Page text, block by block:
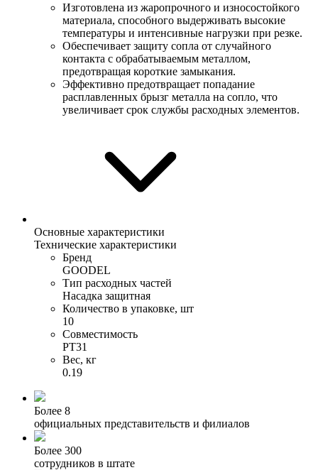
Изготовлена из жаропрочного и износостойкого
материала, способного выдерживать высокие
температуры и интенсивные нагрузки при резке.
Обеспечивает защиту сопла от случайного
контакта с обрабатываемым металлом,
предотвращая короткие замыкания.
Эффективно предотвращает попадание
расплавленных брызг металла на сопло, что
увеличивает срок службы расходных элементов.
Основные характеристики
Технические характеристики
Бренд
GOODEL
Тип расходных частей
Насадка защитная
Количество в упаковке, шт
10
Совместимость
PT31
Вес, кг
0.19
Более 8
официальных представительств и филиалов
Более 300
сотрудников в штате